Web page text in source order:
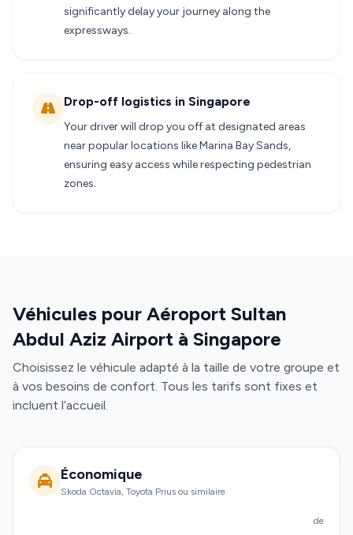
significantly delay your journey along the
expressways.
Drop-off logistics in Singapore
Your driver will drop you off at designated areas
near popular locations like Marina Bay Sands,
ensuring easy access while respecting pedestrian
zones.
Véhicules pour Aéroport Sultan
Abdul Aziz Airport à Singapore
Choisissez le véhicule adapté à la taille de votre groupe et
à vos besoins de confort. Tous les tarifs sont fixes et
incluent l’accueil.
Économique
Skoda Octavia, Toyota Prius ou similaire
de